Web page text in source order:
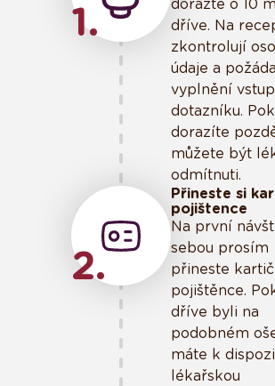
1
dorazte o 10
dříve. Na
zkontrolují
údaje a
vyplnění
dotazníku.
dorazíte
můžete být
odmítnuti.
2
Přineste si
pojištence
Na první
sebou prosím
přineste
pojištěnce.
dříve byli na
podobném
máte k
lékařskou